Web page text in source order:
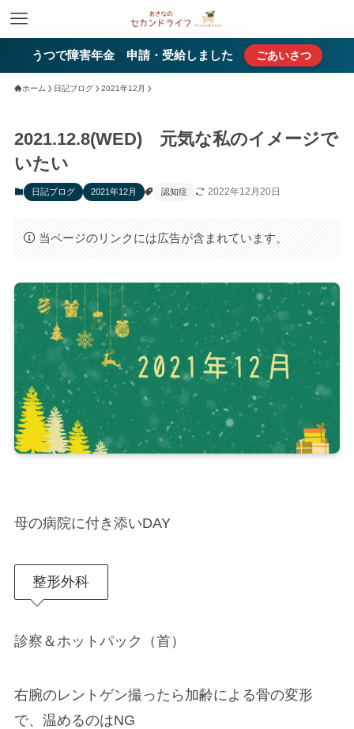
うつで障害年金 申請・受給しました ごあいさつ
ホーム 日記ブログ 2021年12月
2021.12.8(WED) 元気な私のイメージで
いたい
日記ブログ 2021年12月 認知症 2022年12月20日
当ページのリンクには広告が含まれています。
母の病院に付き添いDAY
整形外科
診察＆ホットパック（首）
右腕のレントゲン撮ったら加齢による骨の変形
で、温めるのはNG